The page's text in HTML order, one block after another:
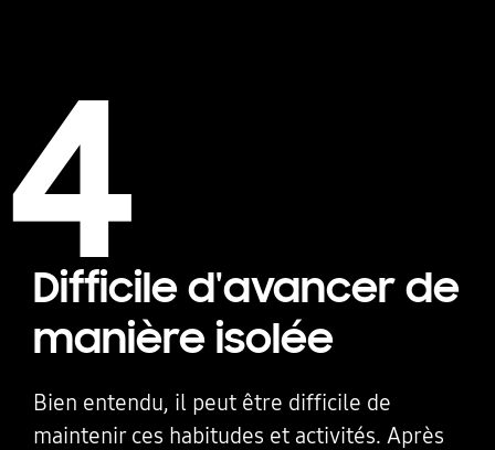
4
Difficile d'avancer de
manière isolée
Bien entendu, il peut être difficile de
maintenir ces habitudes et activités. Après